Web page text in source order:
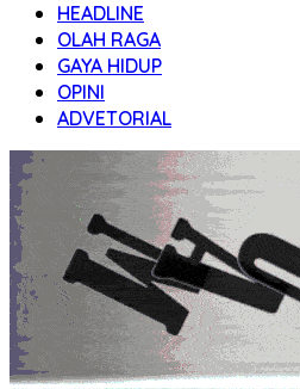
HEADLINE
OLAH RAGA
GAYA HIDUP
OPINI
ADVETORIAL